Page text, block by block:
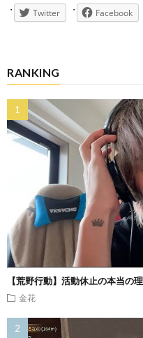
Twitter Facebook
RANKING
【荒野行動】活動休止の本当の
金花